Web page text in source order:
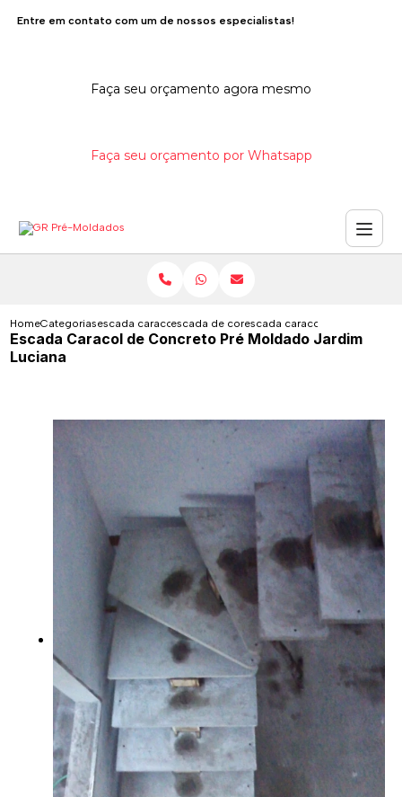
Entre em contato com um de nossos especialistas!
Faça seu orçamento agora mesmo
Faça seu orçamento por Whatsapp
HomeCategoriasescada caracol de concretoescada de concreto em caracol
escada caracol de concreto
Escada Caracol de Concreto Pré Moldado Jardim
Luciana